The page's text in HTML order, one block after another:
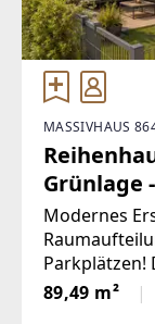
MASSIVHAUS
Grünlage
Modernes
Parkplätzen!
beweist,
89,49 m²